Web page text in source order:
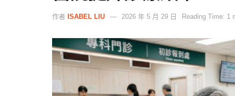
作者 ISABEL LIU 2026 年 5 月 29 日 Reading Time: 1